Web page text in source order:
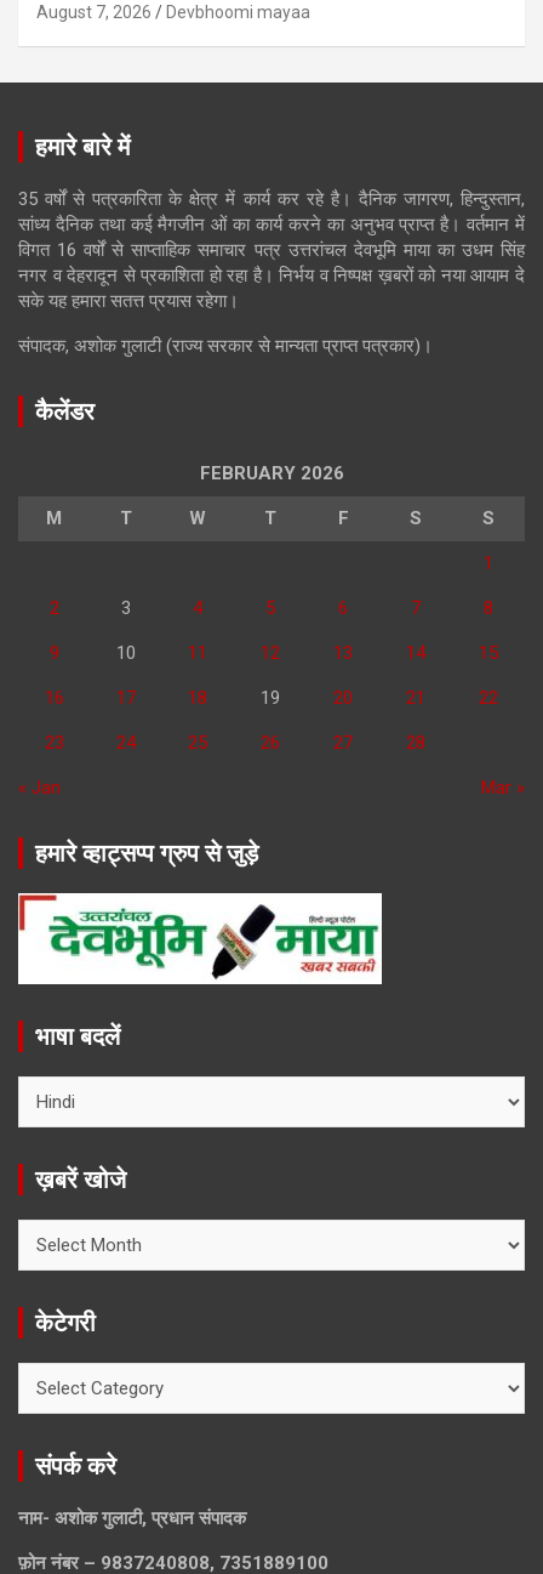
August 7, 2026 Devbhoomi mayaa
हमारे बारे में
35 वर्षों से पत्रकारिता के क्षेत्र में कार्य कर रहे है। दैनिक जागरण, हिन्दुस्तान,
सांध्य दैनिक तथा कई मैगजीन ओं का कार्य करने का अनुभव प्राप्त है। वर्तमान में
विगत 16 वर्षों से साप्ताहिक समाचार पत्र उत्तरांचल देवभूमि माया का उधम सिंह
नगर व देहरादून से प्रकाशिता हो रहा है। निर्भय व निष्पक्ष ख़बरों को नया आयाम दे
सके यह हमारा सतत्त प्रयास रहेगा।
संपादक, अशोक गुलाटी (राज्य सरकार से मान्यता प्राप्त पत्रकार)।
कैलेंडर
FEBRUARY 2026
M T W T F S S
1
2 3 4 5 6 7 8
9 10 11 12 13 14 15
16 17 18 19 20 21 22
23 24 25 26 27 28
« Jan Mar »
हमारे व्हाट्सप्प ग्रुप से जुड़े
भाषा बदलें
ख़बरें खोजे
खोजे
केटेगरी
संपर्क करे
नाम- अशोक गुलाटी, प्रधान संपादक
फ़ोन नंबर – 9837240808, 7351889100